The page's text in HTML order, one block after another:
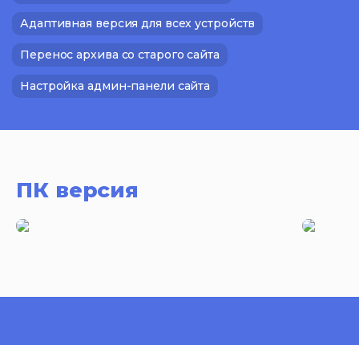
Адаптивная версия для всех устройств
Перенос архива со старого сайта
Настройка админ-панели сайта
ПК версия